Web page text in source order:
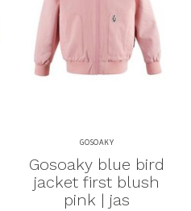
GOSOAKY
Gosoaky blue bird
jacket first blush
pink | jas